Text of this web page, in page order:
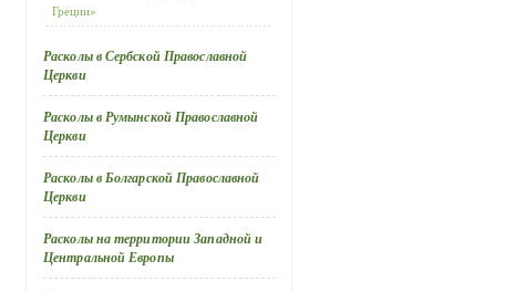
Греции»
Расколы в Сербской Православной
Церкви
Расколы в Румынской Православной
Церкви
Расколы в Болгарской Православной
Церкви
Расколы на территории Западной и
Центральной Европы